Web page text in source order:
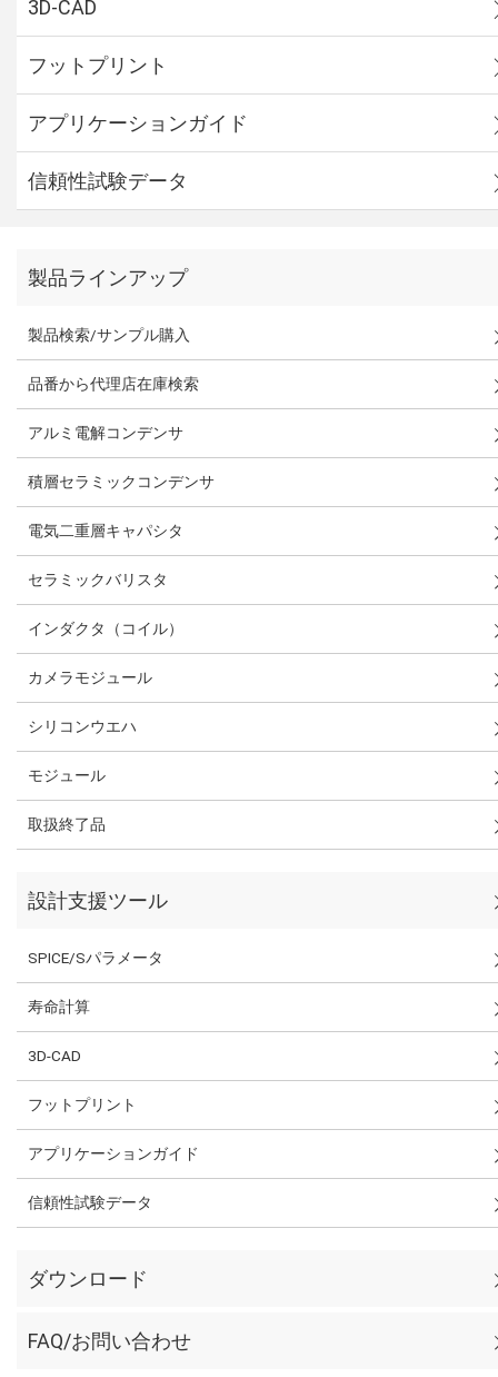
3D-CAD
フットプリント
アプリケーションガイド
信頼性試験データ
製品ラインアップ
製品検索/サンプル購入
品番から代理店在庫検索
アルミ電解コンデンサ
積層セラミックコンデンサ
電気二重層キャパシタ
セラミックバリスタ
インダクタ（コイル）
カメラモジュール
シリコンウエハ
モジュール
取扱終了品
設計支援ツール
SPICE/Sパラメータ
寿命計算
3D-CAD
フットプリント
アプリケーションガイド
信頼性試験データ
ダウンロード
FAQ/お問い合わせ